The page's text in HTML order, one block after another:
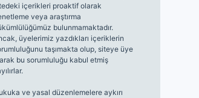
içerikleri proaktif olarak
veya araştırma
bulunmamaktadır.
üyelerimiz yazdıkları içeriklerin
taşımakta olup, siteye üye
bu sorumluluğu kabul etmiş
ve yasal düzenlemelere aykırı